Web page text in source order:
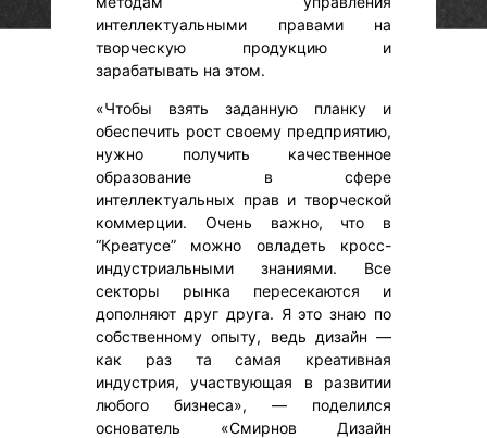
интеллектуальными правами на
творческую продукцию и
зарабатывать на этом.
«Чтобы взять заданную планку и
обеспечить рост своему предприятию,
нужно получить качественное
образование в сфере
интеллектуальных прав и творческой
коммерции. Очень важно, что в
“Креатусе” можно овладеть кросс-
индустриальными знаниями. Все
секторы рынка пересекаются и
дополняют друг друга. Я это знаю по
собственному опыту, ведь дизайн —
как раз та самая креативная
индустрия, участвующая в развитии
любого бизнеса», — поделился
основатель «Смирнов Дизайн